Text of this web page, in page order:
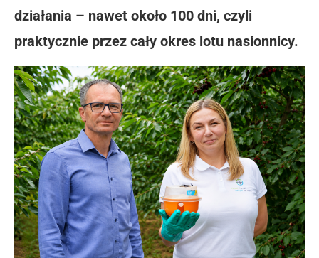
działania – nawet około 100 dni, czyli
praktycznie przez cały okres lotu nasionnicy.